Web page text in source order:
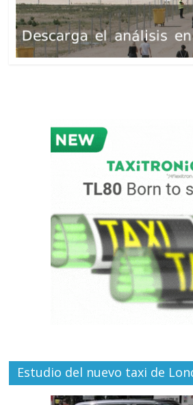
Estudio del nuevo taxi de